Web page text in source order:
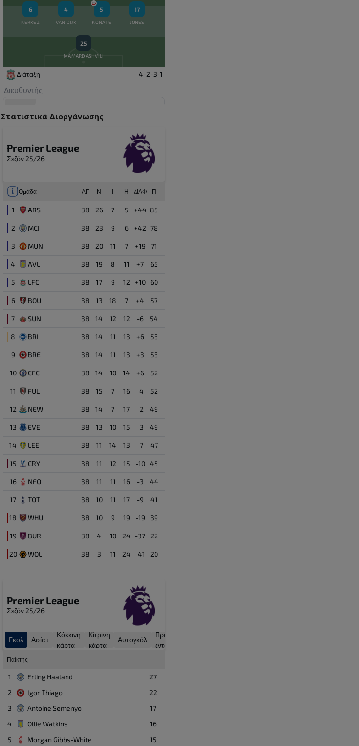
Γκολ ( 1 : 0 )
17
JONES
5
KONATE
4
VAN DIJK
6
KERKEZ
25
MAMARDASHVILI
Διάταξη 4-2-3-1
Διευθυντής
Arne Slot
9
67'
14
Μέσος
2
Αμυντικός
42 Treymaurice Nyoni
79 Will Wright
75 El Hadji Mor Talla Ndiaye
68 Kieran Morrison
28 Freddie Woodman
26 Andy Robertson
Στατιστικά Διοργάνωσης
Premier League
Σεζόν 25/26
Ομάδα ΑΓ Ν Ι Η ΔΙΑΦ Π
1 ARS 38 26 7 5 +44 85
2 MCI 38 23 9 6 +42 78
3 MUN 38 20 11 7 +19 71
4 AVL 38 19 8 11 +7 65
5 LFC 38 17 9 12 +10 60
6 BOU 38 13 18 7 +4 57
7 SUN 38 14 12 12 -6 54
8 BRI 38 14 11 13 +6 53
9 BRE 38 14 11 13 +3 53
10 CFC 38 14 10 14 +6 52
11 FUL 38 15 7 16 -4 52
12 NEW 38 14 7 17 -2 49
13 EVE 38 13 10 15 -3 49
14 LEE 38 11 14 13 -7 47
15 CRY 38 11 12 15 -10 45
16 NFO 38 11 11 16 -3 44
17 TOT 38 10 11 17 -9 41
18 WHU 38 10 9 19 -19 39
19 BUR 38 4 10 24 -37 22
20 WOL 38 3 11 24 -41 20
Premier League
Σεζόν 25/26
Γκολ Ασίστ
Κόκκινη
κάρτα
Κίτρινη
κάρτα
Αυτογκόλ
Προσπάθειες
εντός εστίας
Παίκτης
1 Erling Haaland
27
2
Igor Thiago
22
3
Antoine Semenyo
17
4
Ollie Watkins
16
5
Morgan Gibbs-White
15